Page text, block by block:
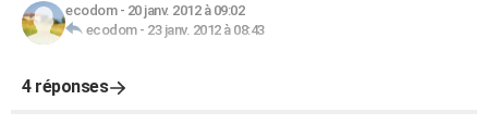
ecodom- 20 janv. 2012 à 09:02
ecodom- 23 janv. 2012 à 08:43
4 réponses